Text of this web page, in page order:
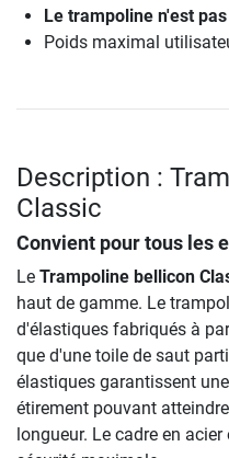
Le trampoline n'est
Poids maximal
Description :
Classic
Convient pour tous les
Le Trampoline bellicon
haut de gamme. Le
d'élastiques fabriqués à
que d'une toile de saut
élastiques garantissent
étirement pouvant
longueur. Le cadre en